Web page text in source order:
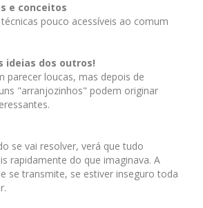
e conceitos
pouco acessíveis ao comum
ideias dos outros!
parecer loucas, mas depois de
"arranjozinhos" podem originar
se vai resolver, verá que tudo
rapidamente do que imaginava. A
se transmite, se estiver inseguro toda